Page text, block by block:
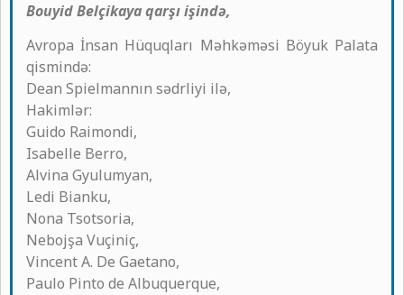
Bouyid Belçikaya qarşı işində,
Avropa İnsan Hüquqları Məhkəməsi Böyuk Palata
qismində:
Dean Spielmannın sədrliyi ilə,
Hakimlər:
Guido Raimondi,
Isabelle Berro,
Alvina Gyulumyan,
Ledi Bianku,
Nona Tsotsoria,
Nebojşa Vuçiniç,
Vincent A. De Gaetano,
Paulo Pinto de Albuquerque,